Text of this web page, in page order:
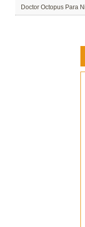
Doctor Octopus Para